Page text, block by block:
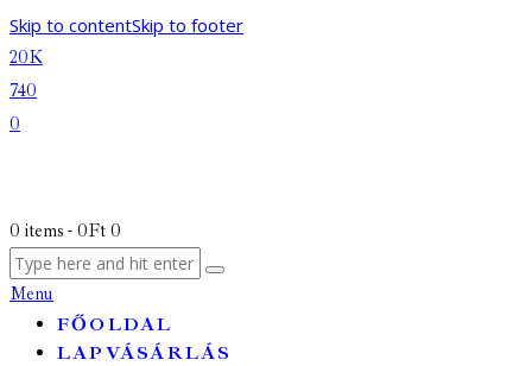
Skip to contentSkip to footer
20K
740
0
0 items - 0Ft 0
Menu
FŐOLDAL
LAPVÁSÁRLÁS